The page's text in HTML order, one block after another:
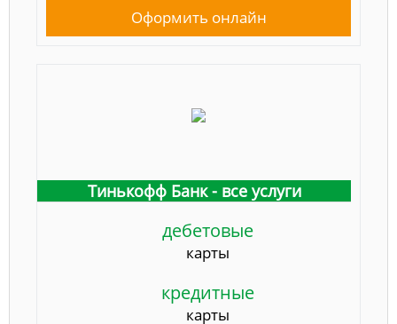
Оформить онлайн
Тинькофф Банк - все услуги
дебетовые
карты
кредитные
карты